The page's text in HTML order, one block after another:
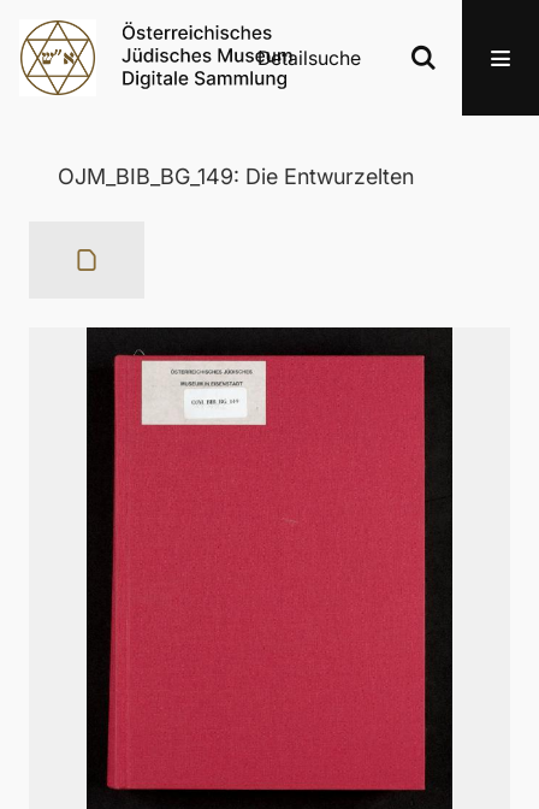
Detailsuche
OJM_BIB_BG_149: Die Entwurzelten